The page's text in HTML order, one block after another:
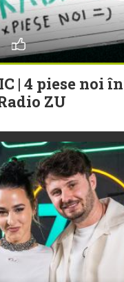
| 4 piese noi în
ZU